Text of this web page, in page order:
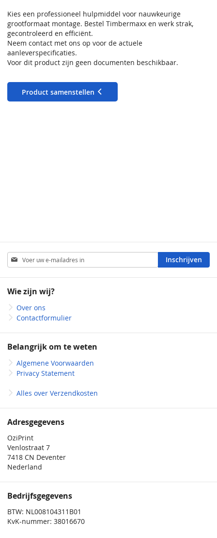
Kies een professioneel hulpmiddel voor nauwkeurige
grootformaat montage. Bestel Timbermaxx en werk strak,
gecontroleerd en efficiënt.
Neem contact met ons op voor de actuele
aanleverspecificaties.
Voor dit product zijn geen documenten beschikbaar.
Product samenstellen
Abonneer
u
op
nieuwsbrief
Inschrijven
Wie zijn wij?
Over ons
Contactformulier
Belangrijk om te weten
Algemene Voorwaarden
Privacy Statement
Alles over Verzendkosten
Adresgegevens
OziPrint
Venlostraat 7
7418 CN Deventer
Nederland
Bedrijfsgegevens
BTW: NL008104311B01
KvK-nummer: 38016670